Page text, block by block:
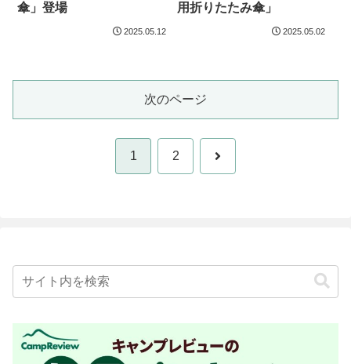
傘」登場
2025.05.12
用折りたたみ傘」
2025.05.02
次のページ
1 2 次